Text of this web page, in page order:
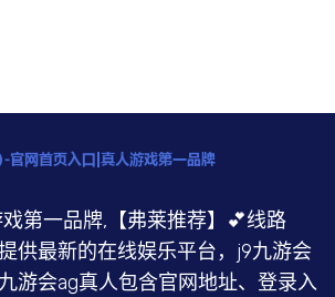
第一品牌,【弗莱推荐】💕线路
提供最新的在线娱乐平台，j9九游会
游会ag真人包含官网地址、登录入